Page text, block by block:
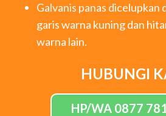
Galvanis panas dicelupkan
garis warna kuning dan
warna lain.
HUBUNGI
HP/WA 0877